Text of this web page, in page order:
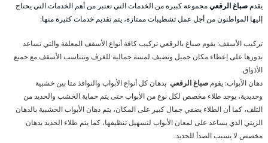
يقدم صباغ الرقعيمجموعة كبيرة من الخدمات التي تعتبر من أهم الخدمات التي يحتاج
إليها المواطنون من أجل عمل تشطيبات ممتازة، يتم تقديم خدمات كثيرة منها:
تركيب الأسقف: يقوم صباغ بالرقعي تركيب كافة أنواع الأسقف المعلقة والتي تساعد
بدورها على إعطاء مكان جميل وتضيف لمسة جمالية للغرف وتتناسب الأسقف مع جميع
الأذواق.
دهان الأبواب: يقوم صباغ الرقعي بدهان كل أنواع الأبواب والنوافذ متا بين خشبية
وحديدية، يوجد طلاء مخصص لكل نوع من الأبواب حتى يتم حماية الخشب والحديد من
التلف، كما أن الطلاء يضفي جمال كبير على المكان، يتم دهان الأبواب الخشبية بالدهان
الزيتي الذي يساعد على لمعان الأبواب لتسهيل تنظيفها، كما يتم طلاء الحديد بدهان
مخصص لا يسبب الصدأ للحديد.